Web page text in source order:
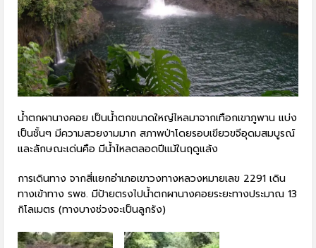
น้ำตกผานางคอย เป็นน้ำตกขนาดใหญ่ไหลมาจากเทือกเขาภูพาน แบ่ง
เป็นชั้นๆ มีความสวยงามมาก สภาพป่าโดยรอบเขียวขจีอุดมสมบูรณ์
และลักษณะเด่นคือ มีน้ำไหลตลอดปีแม้ในฤดูแล้ง
การเดินทาง จากสี่แยกอำเภอเขาวงทางหลวงหมายเลข 2291 เดิน
ทางเข้าทาง รพช. มีป้ายตรงไปน้ำตกผานางคอยระยะทางประมาณ 13
กิโลเมตร (ทางบางช่วงจะเป็นลูกรัง)